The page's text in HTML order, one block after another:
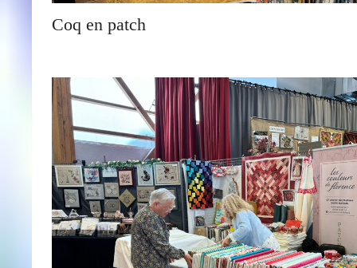
Coq en patch